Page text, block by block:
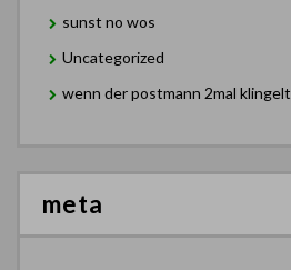
sunst no wos
Uncategorized
wenn der postmann 2mal klingelt
meta